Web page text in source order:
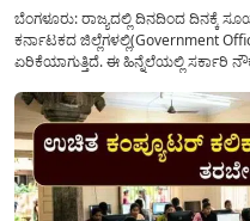
ಬೆಂಗಳೂರು: ರಾಜ್ಯದಲ್ಲಿ ದಿನದಿಂದ ದಿನಕ್ಕೆ
ಕರ್ನಾಟಕದ ಜಿಲ್ಲೆಗಳಲ್ಲಿ(Government
ಏರಿಕೆಯಾಗುತ್ತಿದೆ. ಈ ಹಿನ್ನೆಲೆಯಲ್ಲಿ ಸರ್ಕಾರಿ
ಮತ್ತು ಕಲ್ಯಾಣ ಕರ್ನಾಟಕದ ಒಟ್ಟು 9